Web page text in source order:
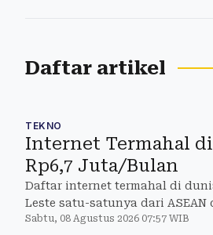
Daftar artikel
TEKNO
Internet Termahal di
Rp6,7 Juta/Bulan
Daftar internet termahal di
Leste satu-satunya dari
Sabtu, 08 Agustus 2026 07:57 WIB